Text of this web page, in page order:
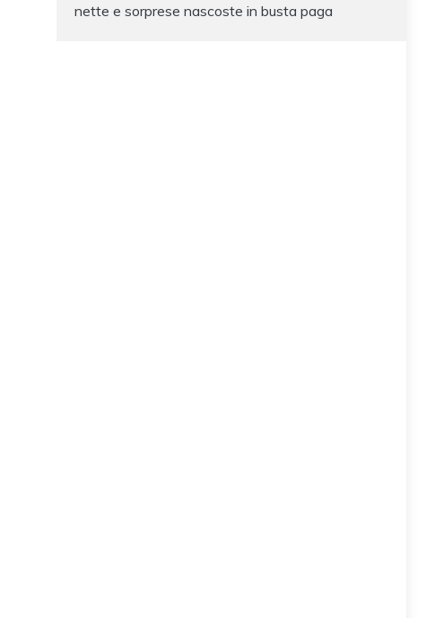
nette e sorprese nascoste in busta paga